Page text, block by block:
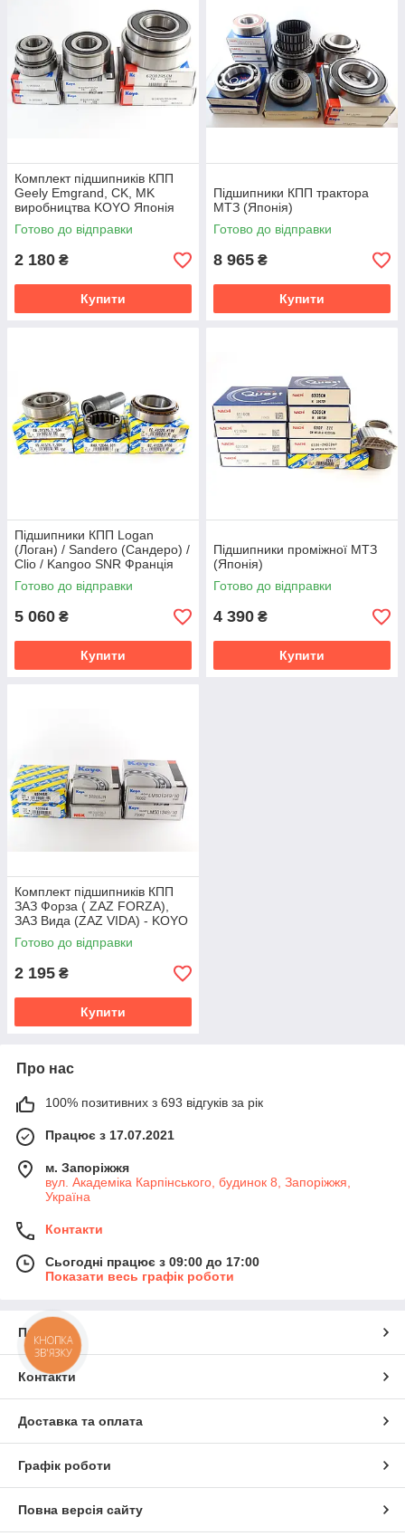
Комплект підшипників КПП
Geely Emgrand, CK, MK
виробництва KOYO Японія
Готово до відправки
2 180 ₴
Купити
Підшипники КПП трактора
МТЗ (Японія)
Готово до відправки
8 965 ₴
Купити
Підшипники КПП Logan
(Логан) / Sandero (Сандеро) /
Clio / Kangoo SNR Франція
Готово до відправки
5 060 ₴
Купити
Підшипники проміжної МТЗ
(Японія)
Готово до відправки
4 390 ₴
Купити
Комплект підшипників КПП
ЗАЗ Форза ( ZAZ FORZA),
ЗАЗ Вида (ZAZ VIDA) - KOYO
Японія
Готово до відправки
2 195 ₴
Купити
Про нас
100% позитивних з 693 відгуків за рік
Працює з 17.07.2021
м. Запоріжжя
вул. Академіка Карпінського, будинок 8, Запоріжжя,
Україна
Контакти
Сьогодні працює з 09:00 до 17:00
Показати весь графік роботи
Про нас
Контакти
Доставка та оплата
Графік роботи
Повна версія сайту
КНОПКА
ЗВ'ЯЗКУ